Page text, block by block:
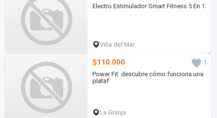
Electro Estimulador Smart Fitness 5 En 1
Viña del Mar
$110.000
1
Power Fit: descubre cómo funciona una
plataf
La Granja